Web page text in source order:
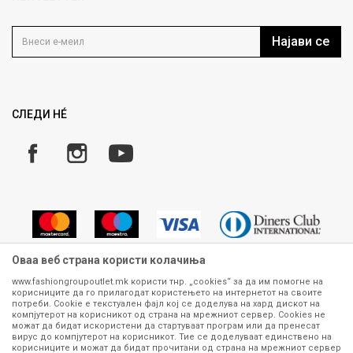
Кариера
Како да купите
Замена и рефундација на производи
Плаќање
Најави се
СЛЕДИ НÉ
Сите информации околу производите кои се изложени на нашата
онлајн продавница се стремиме да бидат конкретни, точни и прецизни,
меѓутоа не можеме да гарантираме дека се без ниту една грешка или
пак дека сите производи во моментот се достапни на залиха.
Оваа веб страна користи колачиња
www.fashiongroupoutlet.mk користи тнр. „cookies“ за да им помогне на
корисниците да го прилагодат користењето на интернетот на своите
потреби. Cookie е текстуален фајл кој се доделува на хард дискот на
компјутерот на корисникот од страна на мрежниот сервер. Cookies не
можат да бидат искористени да стартуваат програм или да пренесат
вирус до компјутерот на корисникот. Тие се доделуваат единствено на
корисниците и можат да бидат прочитани од страна на мрежниот сервер